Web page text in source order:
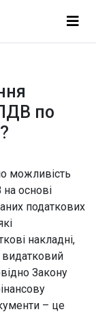
по
можливість
основі
податкових
накладні,
видатковий
Закону
– це